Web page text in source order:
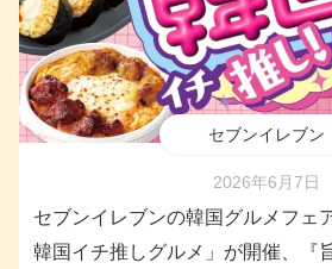
セブンイレブン
2026年6月7日
セブンイレブンの韓国グルメフェ
韓国イチ推しグルメ」が開催、『